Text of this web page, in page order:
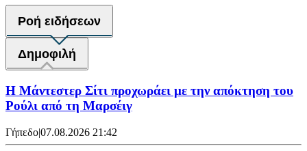
Ροή ειδήσεων
Δημοφιλή
Η Μάντεστερ Σίτι προχωράει με την απόκτηση του
Ρούλι από τη Μαρσέιγ
Γήπεδο|07.08.2026 21:42